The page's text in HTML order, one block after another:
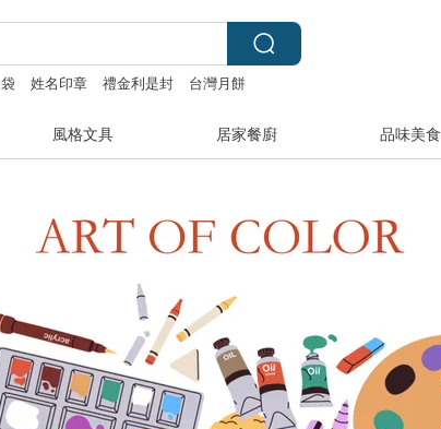
袋 姓名印章 禮金利是封 台灣月餅
風格文具 居家餐廚 品味美食